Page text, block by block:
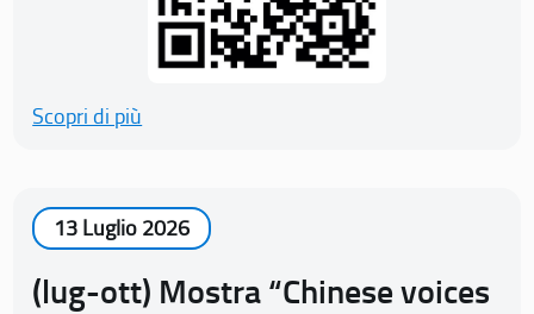
Scopri di più
13 Luglio 2026
(lug-ott) Mostra “Chinese voices